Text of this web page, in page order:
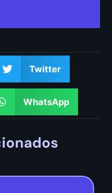
Twitter
WhatsApp